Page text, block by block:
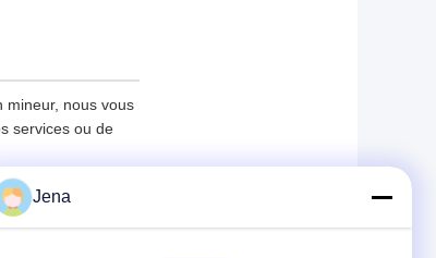
mineur, nous vous
services ou de
Jena